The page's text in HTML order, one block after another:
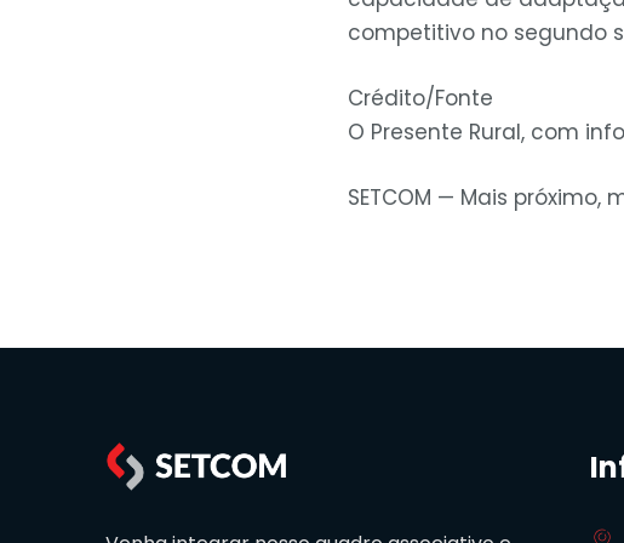
competitivo no segundo
Crédito/Fonte
O Presente Rural, com
SETCOM — Mais